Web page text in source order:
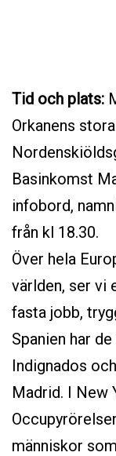
Tid och plats:
Orkanens
Basinkomst
infobord,
från kl 18.30.
Över hela
världen, ser vi
fasta jobb,
Spanien har
Indignados
Madrid. I New
människor